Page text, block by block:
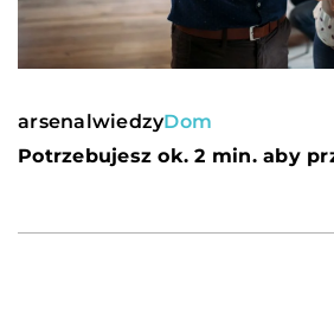
arsenalwiedzyDom
Potrzebujesz ok. 2 min. aby